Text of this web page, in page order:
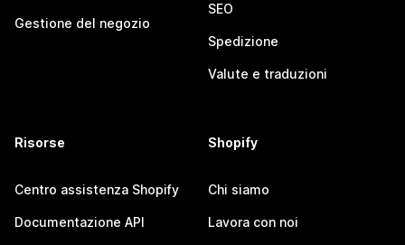
Gestione del negozio
SEO
Spedizione
Valute e traduzioni
Risorse
Centro assistenza Shopify
Documentazione API
Shopify
Chi siamo
Lavora con noi